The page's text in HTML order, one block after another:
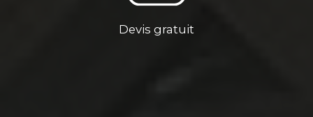
Devis gratuit